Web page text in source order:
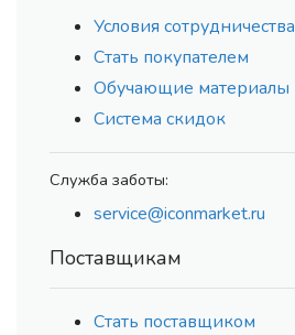
Условия сотрудничества
Стать покупателем
Обучающие материалы
Система скидок
Служба заботы:
service@iconmarket.ru
Поставщикам
Стать поставщиком